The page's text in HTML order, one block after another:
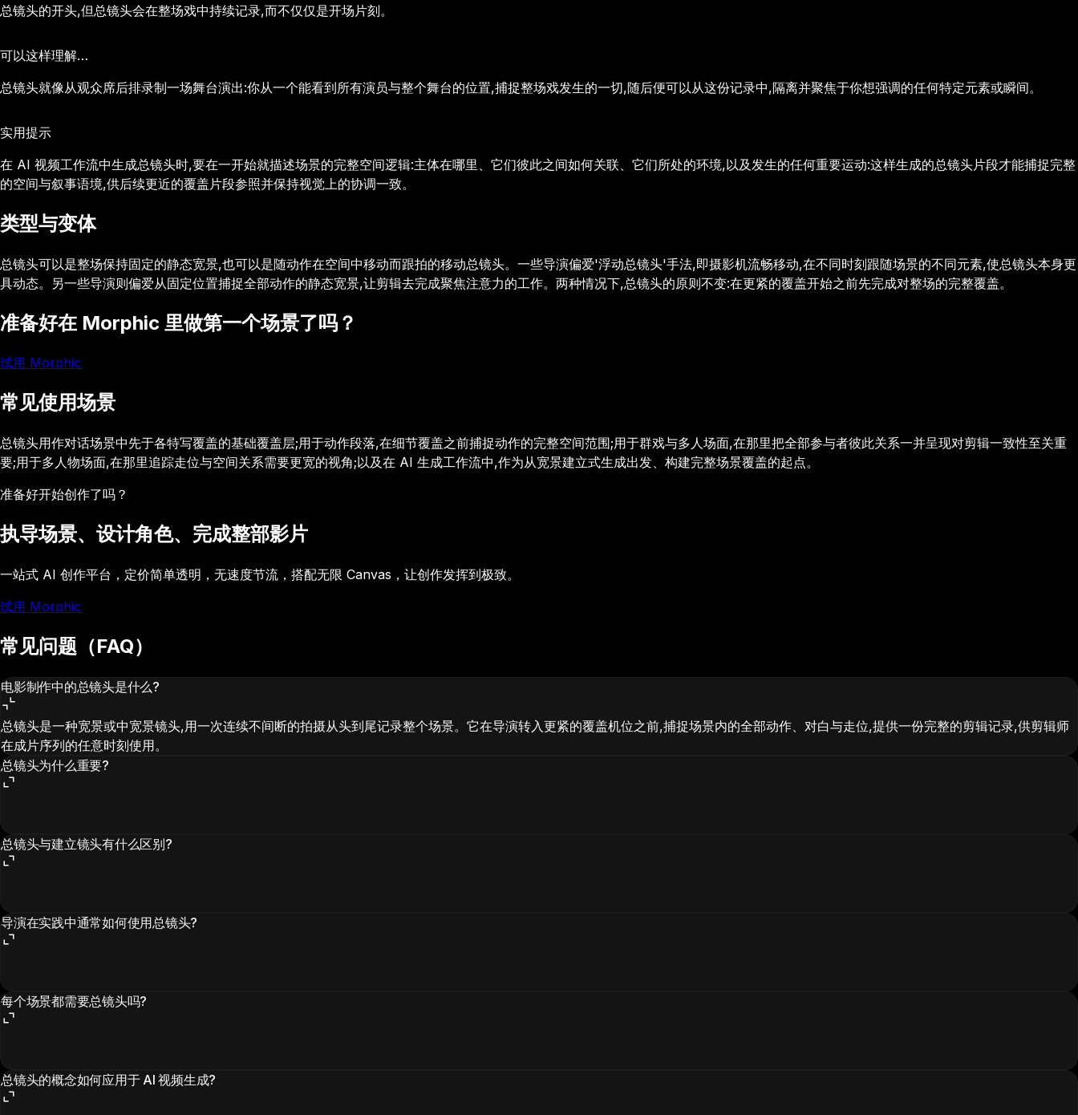
总镜头的开头,但总镜头会在整场戏中持续记录,而不仅仅是开场片刻。
可以这样理解…
总镜头就像从观众席后排录制一场舞台演出:你从一个能看到所有演员与整个舞台的位置,捕捉整场戏发生的一切,随后便可以从这份记录中,隔离并聚焦于你想强调的任何特定元素或瞬间。
实用提示
在 AI 视频工作流中生成总镜头时,要在一开始就描述场景的完整空间逻辑:主体在哪里、它们彼此之间如何关联、它们所处的环境,以及发生的任何重要运动:这样生成的总镜头片段才能捕捉完整
的空间与叙事语境,供后续更近的覆盖片段参照并保持视觉上的协调一致。
类型与变体
总镜头可以是整场保持固定的静态宽景,也可以是随动作在空间中移动而跟拍的移动总镜头。一些导演偏爱'浮动总镜头'手法,即摄影机流畅移动,在不同时刻跟随场景的不同元素,使总镜头本身更
具动态。另一些导演则偏爱从固定位置捕捉全部动作的静态宽景,让剪辑去完成聚焦注意力的工作。两种情况下,总镜头的原则不变:在更紧的覆盖开始之前先完成对整场的完整覆盖。
准备好在 Morphic 里做第一个场景了吗？
试用 Morphic
常见使用场景
总镜头用作对话场景中先于各特写覆盖的基础覆盖层;用于动作段落,在细节覆盖之前捕捉动作的完整空间范围;用于群戏与多人场面,在那里把全部参与者彼此关系一并呈现对剪辑一致性至关重
要;用于多人物场面,在那里追踪走位与空间关系需要更宽的视角;以及在 AI 生成工作流中,作为从宽景建立式生成出发、构建完整场景覆盖的起点。
准备好开始创作了吗？
执导场景、设计角色、完成整部影片
一站式 AI 创作平台，定价简单透明，无速度节流，搭配无限 Canvas，让创作发挥到极致。
试用 Morphic
常见问题（FAQ）
电影制作中的总镜头是什么?
总镜头是一种宽景或中宽景镜头,用一次连续不间断的拍摄从头到尾记录整个场景。它在导演转入更紧的覆盖机位之前,捕捉场景内的全部动作、对白与走位,提供一份完整的剪辑记录,供剪辑师
在成片序列的任意时刻使用。
总镜头为什么重要?
总镜头与建立镜头有什么区别?
导演在实践中通常如何使用总镜头?
每个场景都需要总镜头吗?
总镜头的概念如何应用于 AI 视频生成?